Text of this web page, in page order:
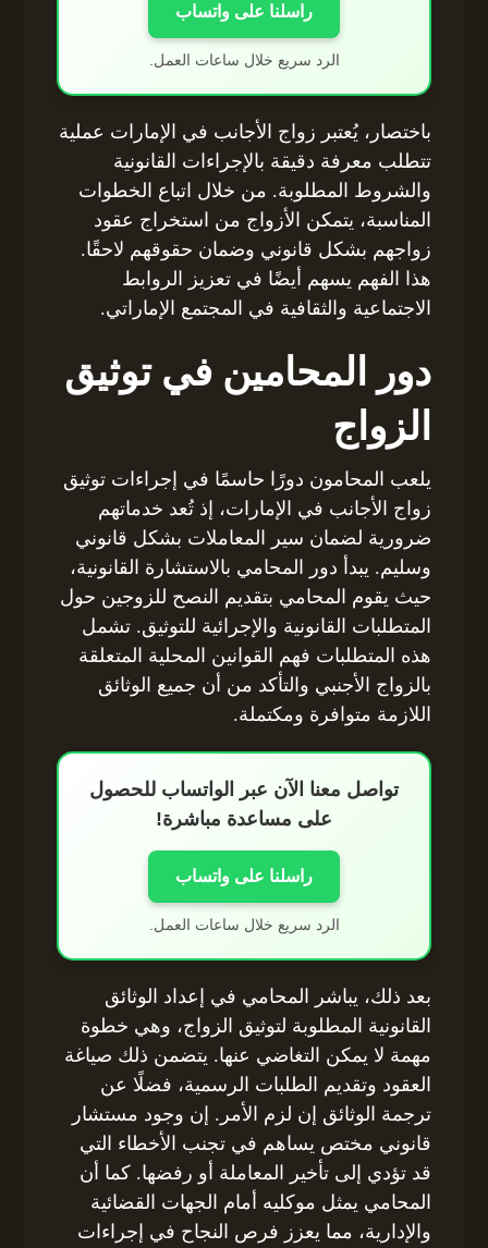
راسلنا على واتساب
الرد سريع خلال ساعات العمل.
باختصار، يُعتبر زواج الأجانب في الإمارات عملية
تتطلب معرفة دقيقة بالإجراءات القانونية
والشروط المطلوبة. من خلال اتباع الخطوات
المناسبة، يتمكن الأزواج من استخراج عقود
زواجهم بشكل قانوني وضمان حقوقهم لاحقًا.
هذا الفهم يسهم أيضًا في تعزيز الروابط
الاجتماعية والثقافية في المجتمع الإماراتي.
دور المحامين في توثيق
الزواج
يلعب المحامون دورًا حاسمًا في إجراءات توثيق
زواج الأجانب في الإمارات، إذ تُعد خدماتهم
ضرورية لضمان سير المعاملات بشكل قانوني
وسليم. يبدأ دور المحامي بالاستشارة القانونية،
حيث يقوم المحامي بتقديم النصح للزوجين حول
المتطلبات القانونية والإجرائية للتوثيق. تشمل
هذه المتطلبات فهم القوانين المحلية المتعلقة
بالزواج الأجنبي والتأكد من أن جميع الوثائق
اللازمة متوافرة ومكتملة.
تواصل معنا الآن عبر الواتساب للحصول
على مساعدة مباشرة!
راسلنا على واتساب
الرد سريع خلال ساعات العمل.
بعد ذلك، يباشر المحامي في إعداد الوثائق
القانونية المطلوبة لتوثيق الزواج، وهي خطوة
مهمة لا يمكن التغاضي عنها. يتضمن ذلك صياغة
العقود وتقديم الطلبات الرسمية، فضلًا عن
ترجمة الوثائق إن لزم الأمر. إن وجود مستشار
قانوني مختص يساهم في تجنب الأخطاء التي
قد تؤدي إلى تأخير المعاملة أو رفضها. كما أن
المحامي يمثل موكليه أمام الجهات القضائية
والإدارية، مما يعزز فرص النجاح في إجراءات